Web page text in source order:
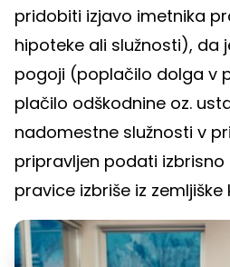
pridobiti izjavo imetnika
hipoteke ali služnosti), da
pogoji (poplačilo dolga v
plačilo odškodnine oz.
nadomestne služnosti v
pripravljen podati
pravice izbriše iz zemljiške